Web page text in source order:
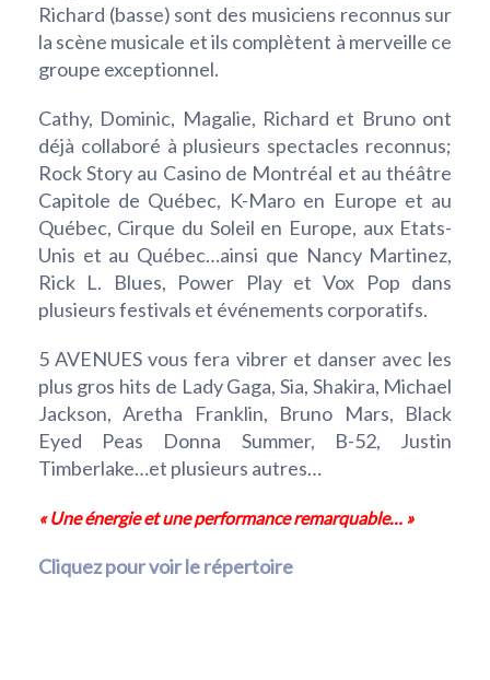
Richard (basse) sont des musiciens reconnus sur
la scène musicale et ils complètent à merveille ce
groupe exceptionnel.
Cathy, Dominic, Magalie, Richard et Bruno ont
déjà collaboré à plusieurs spectacles reconnus;
Rock Story au Casino de Montréal et au théâtre
Capitole de Québec, K-Maro en Europe et au
Québec, Cirque du Soleil en Europe, aux Etats-
Unis et au Québec…ainsi que Nancy Martinez,
Rick L. Blues, Power Play et Vox Pop dans
plusieurs festivals et événements corporatifs.
5 AVENUES vous fera vibrer et danser avec les
plus gros hits de Lady Gaga, Sia, Shakira, Michael
Jackson, Aretha Franklin, Bruno Mars, Black
Eyed Peas Donna Summer, B-52, Justin
Timberlake…et plusieurs autres…
« Une énergie et une performance remarquable… »
Cliquez pour voir le répertoire